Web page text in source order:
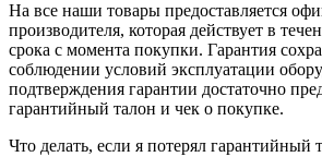
На все наши товары предоставляется
производителя, которая действует в
срока с момента покупки. Гарантия
соблюдении условий эксплуатации
подтверждения гарантии достаточно
гарантийный талон и чек о покупке.
Что делать, если я потерял гарантийный